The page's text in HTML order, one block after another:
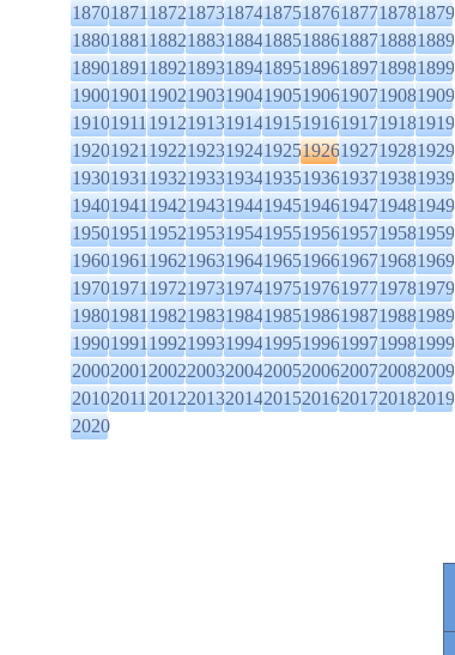
1870187118721873187418751876187718781879
1880188118821883188418851886188718881889
1890189118921893189418951896189718981899
1900190119021903190419051906190719081909
1910191119121913191419151916191719181919
1920192119221923192419251926192719281929
1930193119321933193419351936193719381939
1940194119421943194419451946194719481949
1950195119521953195419551956195719581959
1960196119621963196419651966196719681969
1970197119721973197419751976197719781979
1980198119821983198419851986198719881989
1990199119921993199419951996199719981999
2000200120022003200420052006200720082009
2010201120122013201420152016201720182019
2020